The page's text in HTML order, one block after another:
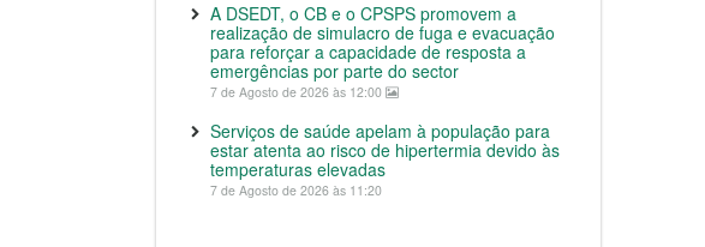
A DSEDT, o CB e o CPSPS promovem a
realização de simulacro de fuga e evacuação
para reforçar a capacidade de resposta a
emergências por parte do sector
7 de Agosto de 2026 às 12:00
Serviços de saúde apelam à população para
estar atenta ao risco de hipertermia devido às
temperaturas elevadas
7 de Agosto de 2026 às 11:20